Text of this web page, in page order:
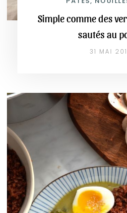
Simple comme des
sautés au
31 MAI